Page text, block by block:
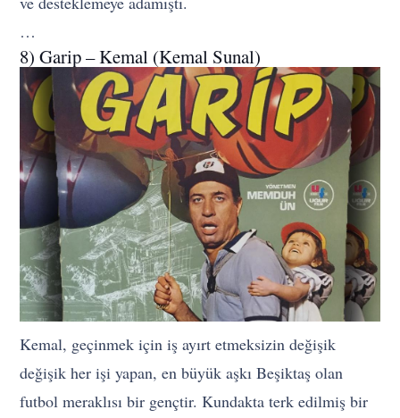
…
8) Garip – Kemal (Kemal Sunal)
Kemal, geçinmek için iş ayırt etmeksizin değişik
değişik her işi yapan, en büyük aşkı Beşiktaş olan
futbol meraklısı bir gençtir. Kundakta terk edilmiş bir